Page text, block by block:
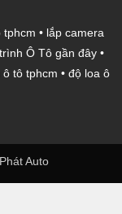
tphcm • lắp camera
Ô Tô gần đây •
ô tô tphcm • độ loa ô
Auto